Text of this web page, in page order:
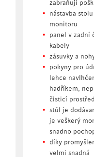
zabraňují
nástavba
monitoru
panel v zadní
kabely
zásuvky a
pokyny pro
lehce
hadříkem,
čisticí
stůl je
je veškerý
snadno
díky
velmi snadná